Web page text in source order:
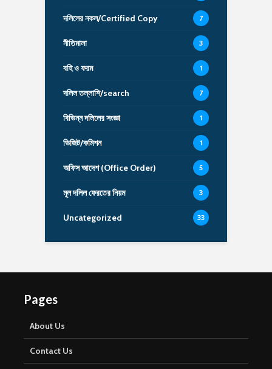
দলিলের নকল/Certified Copy 7
নীতিমালা 3
বহি ও ফরম 1
দলিল তল্লাশি/search 7
বিভিন্ন দলিলের সংজ্ঞা 1
ভিজিট/কমিশন 1
অফিস আদেশ (Office Order) 5
মূল দলিল ফেরতের নিয়ম 3
Uncategorized 33
Pages
About Us
Contact Us